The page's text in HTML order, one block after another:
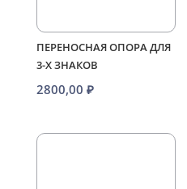
ПЕРЕНОСНАЯ ОПОРА ДЛЯ
3-Х ЗНАКОВ
2800,00 ₽